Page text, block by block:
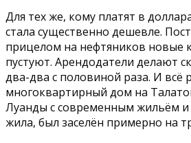
Для тех же, кому платят в
стала существенно дешевле.
прицелом на нефтяников новые
пустуют. Арендодатели делают
два-два с половиной раза. И всё
многоквартирный дом на
Луанды с современным жильём и
жила, был заселён примерно на